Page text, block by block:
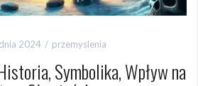
2024 przemyslenia
Symbolika, Wpływ na